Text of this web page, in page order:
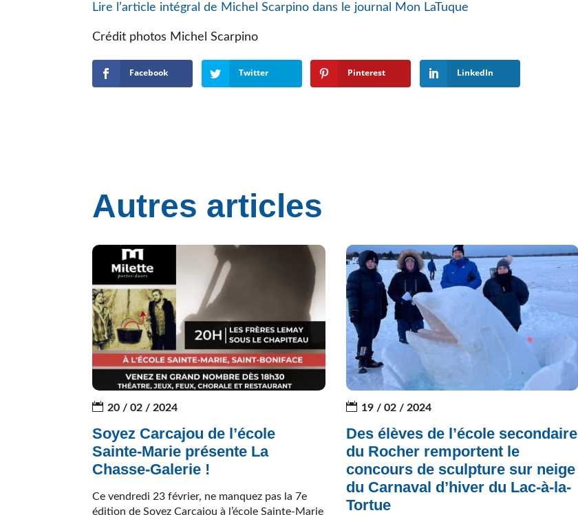
Lire l’article intégral de Michel Scarpino dans le journal Mon LaTuque
Crédit photos Michel Scarpino
Facebook Twitter Pinterest LinkedIn
Autres articles
20 / 02 / 2024
Soyez Carcajou de l’école
Sainte-Marie présente La
Chasse-Galerie !
Ce vendredi 23 février, ne manquez pas la 7e
édition de Soyez Carcajou à l’école Sainte-Marie
19 / 02 / 2024
Des élèves de l’école secondaire
du Rocher remportent le
concours de sculpture sur neige
du Carnaval d’hiver du Lac-à-la-
Tortue